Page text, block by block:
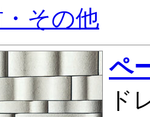
その他
ペ
ド